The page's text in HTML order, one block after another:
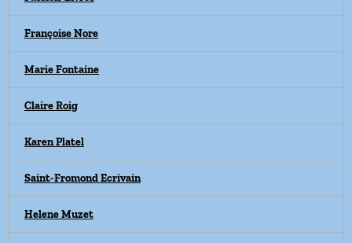
Françoise Nore
Marie Fontaine
Claire Roig
Karen Platel
Saint-Fromond Ecrivain
Helene Muzet